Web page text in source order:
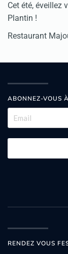
Cet été, éveillez
Plantin !
Restaurant
ABONNEZ-VOUS
RENDEZ VOUS